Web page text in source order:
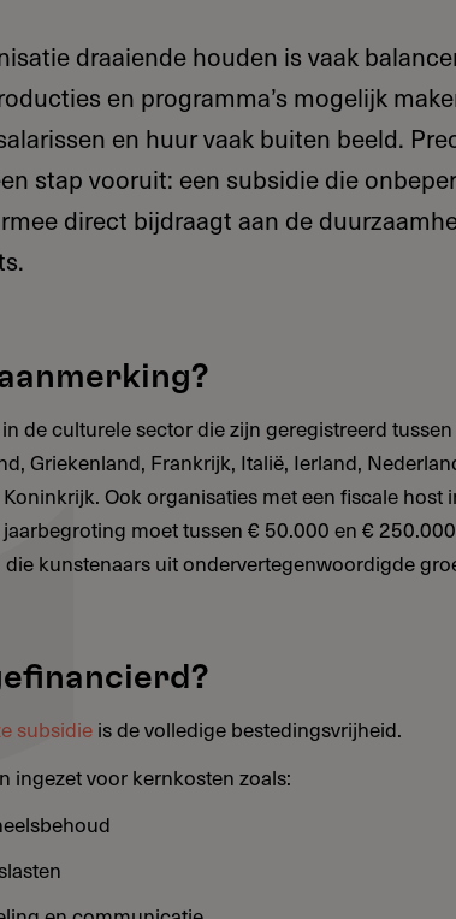
draaiende houden is vaak
en programma’s mogelijk
en huur vaak buiten beeld.
stap vooruit: een subsidie die
direct bijdraagt aan de
de culturele sector die zijn geregistreerd
Griekenland, Frankrijk, Italië, Ierland,
Ook organisaties met een fiscale host
moet tussen € 50.000 en €
kunstenaars uit ondervertegenwoordigde
subsidieis de volledige bestedingsvrijheid.
ingezet voor kernkosten zoals: